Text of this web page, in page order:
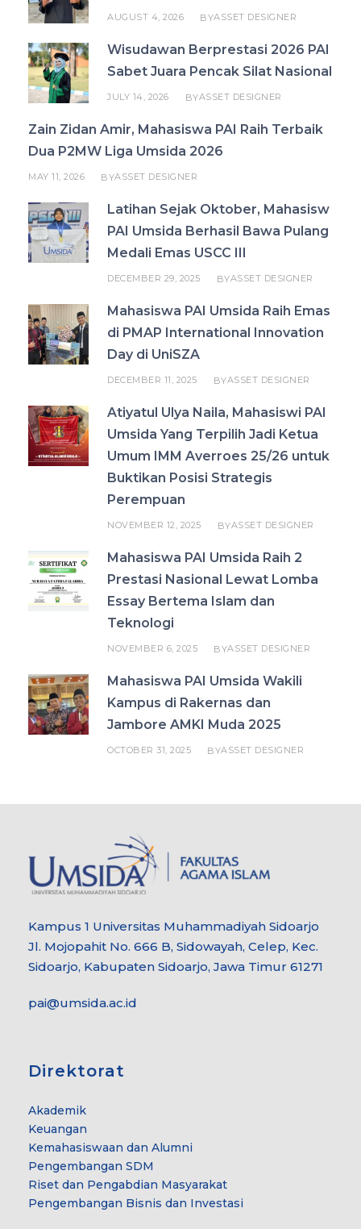
AUGUST 4, 2026 BYASSET DESIGNER
Wisudawan Berprestasi 2026 PAI
Sabet Juara Pencak Silat Nasional
JULY 14, 2026 BYASSET DESIGNER
Zain Zidan Amir, Mahasiswa PAI Raih Terbaik
Dua P2MW Liga Umsida 2026
MAY 11, 2026 BYASSET DESIGNER
Latihan Sejak Oktober, Mahasisw
PAI Umsida Berhasil Bawa Pulang
Medali Emas USCC III
DECEMBER 29, 2025 BYASSET DESIGNER
Mahasiswa PAI Umsida Raih Emas
di PMAP International Innovation
Day di UniSZA
DECEMBER 11, 2025 BYASSET DESIGNER
Atiyatul Ulya Naila, Mahasiswi PAI
Umsida Yang Terpilih Jadi Ketua
Umum IMM Averroes 25/26 untuk
Buktikan Posisi Strategis
Perempuan
NOVEMBER 12, 2025 BYASSET DESIGNER
Mahasiswa PAI Umsida Raih 2
Prestasi Nasional Lewat Lomba
Essay Bertema Islam dan
Teknologi
NOVEMBER 6, 2025 BYASSET DESIGNER
Mahasiswa PAI Umsida Wakili
Kampus di Rakernas dan
Jambore AMKI Muda 2025
OCTOBER 31, 2025 BYASSET DESIGNER
Kampus 1 Universitas Muhammadiyah Sidoarjo
Jl. Mojopahit No. 666 B, Sidowayah, Celep, Kec.
Sidoarjo, Kabupaten Sidoarjo, Jawa Timur 61271
pai@umsida.ac.id
Direktorat
Akademik
Keuangan
Kemahasiswaan dan Alumni
Pengembangan SDM
Riset dan Pengabdian Masyarakat
Pengembangan Bisnis dan Investasi